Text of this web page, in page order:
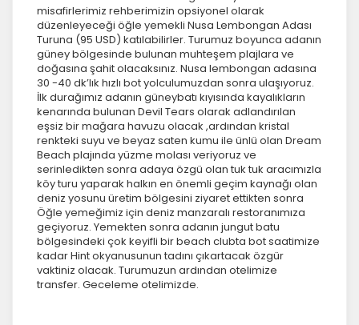
misafirlerimiz rehberimizin opsiyonel olarak
düzenleyeceği öğle yemekli Nusa Lembongan Adası
Turuna (95 USD) katılabilirler. Turumuz boyunca adanın
güney bölgesinde bulunan muhteşem plajlara ve
doğasına şahit olacaksınız. Nusa lembongan adasına
30 -40 dk’lık hızlı bot yolculumuzdan sonra ulaşıyoruz.
İlk durağımız adanın güneybatı kıyısında kayalıkların
kenarında bulunan Devil Tears olarak adlandırılan
eşsiz bir mağara havuzu olacak ,ardından kristal
renkteki suyu ve beyaz saten kumu ile ünlü olan Dream
Beach plajında yüzme molası veriyoruz ve
serinledikten sonra adaya özgü olan tuk tuk aracımızla
köy turu yaparak halkın en önemli geçim kaynağı olan
deniz yosunu üretim bölgesini ziyaret ettikten sonra
Öğle yemeğimiz için deniz manzaralı restoranımıza
geçiyoruz. Yemekten sonra adanın jungut batu
bölgesindeki çok keyifli bir beach clubta bot saatimize
kadar Hint okyanusunun tadını çıkartacak özgür
vaktiniz olacak. Turumuzun ardından otelimize
transfer. Geceleme otelimizde.